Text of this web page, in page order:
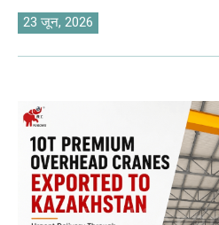
23 जून, 2026